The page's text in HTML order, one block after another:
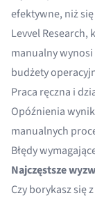
efektywne, niż
Levvel
manualny wynosi
budżety
Praca ręczna i
Opóźnienia
manualnych
Błędy
Najczęstsze
Czy borykasz się